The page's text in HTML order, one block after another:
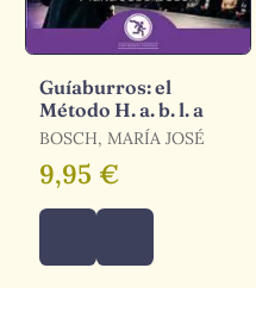
Guíaburros: el
Método H. a. b. l. a
BOSCH, MARÍA JOSÉ
9,95 €